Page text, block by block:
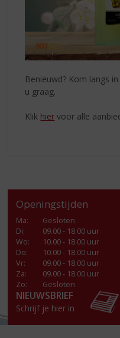
Benieuwd? Kom langs
u graag.
Klik hier voor alle
Openingstijden
Ma:
Gesloten
Di:
09.00 - 18.00 uur
Wo:
10.00 - 18.00 uur
Do:
10.00 - 18.00 uur
Vr:
09.00 - 18.00 uur
Za:
09.00 - 18.00 uur
Zo:
Gesloten
NIEUWSBRIEF
Schrijf je hier in